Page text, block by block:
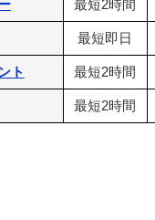
最短2時間
最短即日
ト 最短2時間
最短2時間